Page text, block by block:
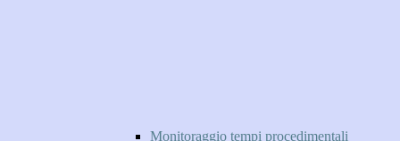
Monitoraggio tempi procedimentali